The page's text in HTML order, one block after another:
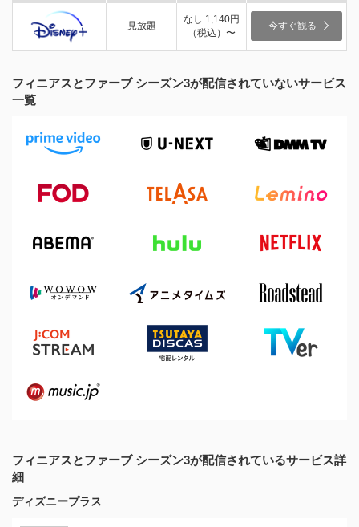
見放題
なし 1,140円
（税込）〜
今すぐ観る
フィニアスとファーブ シーズン3が配信されていないサービス
一覧
フィニアスとファーブ シーズン3が配信されているサービス詳
細
ディズニープラス